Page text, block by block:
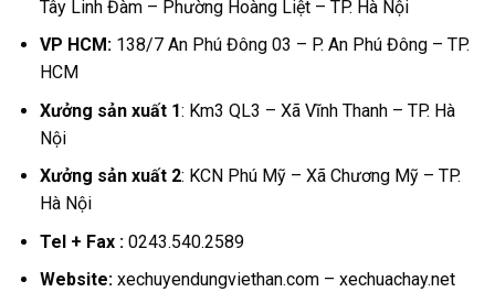
Tây Linh Đàm – Phường Hoàng Liệt – TP. Hà Nội
VP HCM:138/7 An Phú Đông 03 – P. An Phú Đông – TP.
HCM
Xưởng sản xuất 1: Km3 QL3 – Xã Vĩnh Thanh – TP. Hà
Nội
Xưởng sản xuất 2: KCN Phú Mỹ – Xã Chương Mỹ – TP.
Hà Nội
Tel + Fax :0243.540.2589
Website:xechuyendungviethan.com – xechuachay.net